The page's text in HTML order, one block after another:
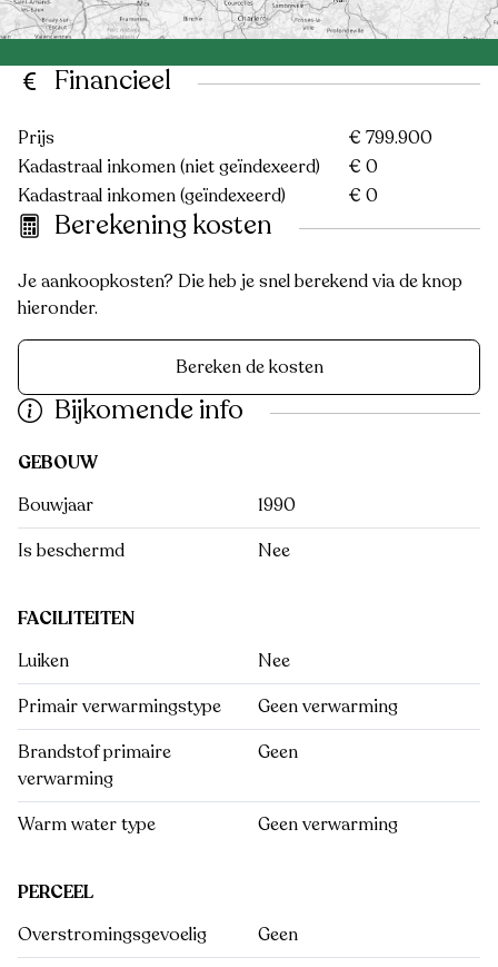
Financieel
Prijs
€ 799.900
Kadastraal inkomen (niet geïndexeerd)
€ 0
Kadastraal inkomen (geïndexeerd)
€ 0
Berekening kosten
Je aankoopkosten? Die heb je snel berekend via de knop
hieronder.
Bereken de kosten
Bijkomende info
GEBOUW
Bouwjaar
1990
Is beschermd
Nee
FACILITEITEN
Luiken
Nee
Primair verwarmingstype
Geen verwarming
Brandstof primaire
verwarming
Geen
Warm water type Geen verwarming
PERCEEL
Overstromingsgevoelig
Geen